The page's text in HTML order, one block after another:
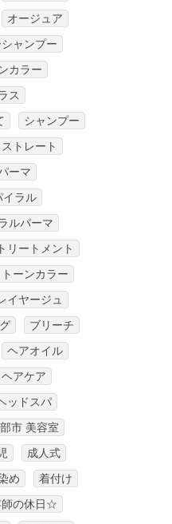
オージュア
ャンプー
カラー
ス
シャンプー
ストレート
ーマ
イラル
ルパーマ
トリートメント
ーンカラー
イヤージュ
ブリーチ
ヘアオイル
ヘアケア
ッドスパ
市 美容室
成人式
め
着付け
師の休日☆